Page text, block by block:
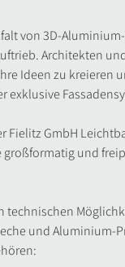
von 3D-
Architekten
Ideen zu kreieren
Fielitz GmbH
und
technischen
und Aluminium-